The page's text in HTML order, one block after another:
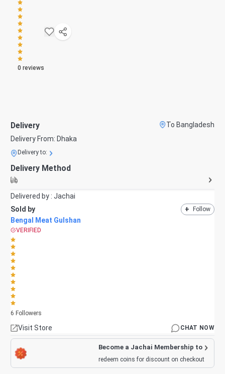
0 reviews
Delivery
To Bangladesh
Delivery From: Dhaka
Delivery to:
Delivery Method
Delivered by : Jachai
Sold by
+ Follow
Bengal Meat Gulshan
VERIFIED
6 Followers
Visit Store CHAT NOW
Become a Jachai Membership to
redeem coins for discount on checkout